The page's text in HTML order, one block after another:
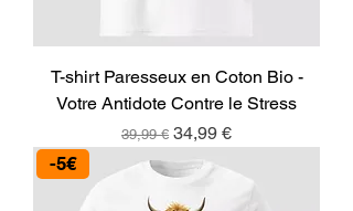
T-shirt Paresseux en Coton Bio -
Votre Antidote Contre le Stress
Prix original
39,99 € Prix promotionnel
34,99 €
-5€